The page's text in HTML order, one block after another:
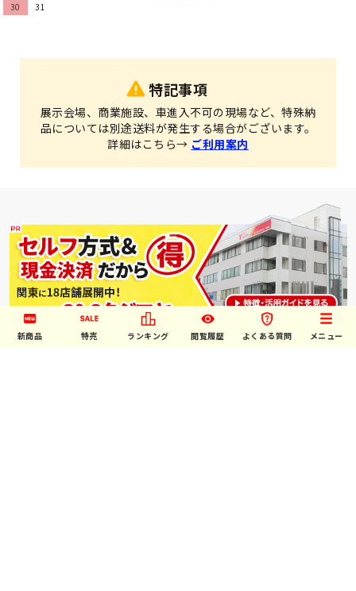
30
31
特記事項
展示会場、商業施設、車進入不可の現場など、特殊納
品については別途送料が発生する場合がございます。
詳細はこちら→ ご利用案内
新商品 特売 ランキング 閲覧履歴 よくある質問 メニュー
↑ご利用には店頭での会員登録が必要です。